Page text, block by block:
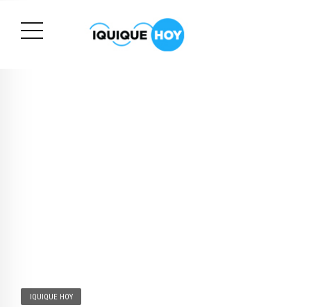
IQUIQUE HOY